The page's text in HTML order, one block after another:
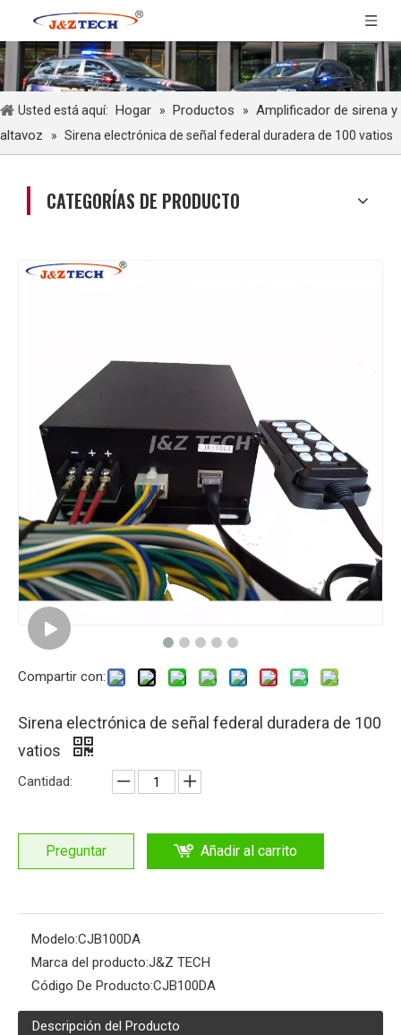
Usted está aquí: Hogar » Productos » Amplificador de sirena y
altavoz
» Sirena electrónica de señal federal duradera de 100 vatios
CATEGORÍAS DE PRODUCTO
Compartir con:
Sirena electrónica de señal federal duradera de 100
vatios
Cantidad:
Preguntar Añadir al carrito
Modelo:CJB100DA
Marca del producto:J&Z TECH
Código De Producto:CJB100DA
Descripción del Producto